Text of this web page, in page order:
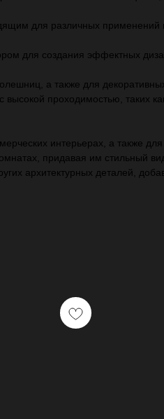
для различных применений
для создания эффектных
а также для
проходимостью, таких
интерьерах, а также для
придавая им стильный
архитектурных деталей,